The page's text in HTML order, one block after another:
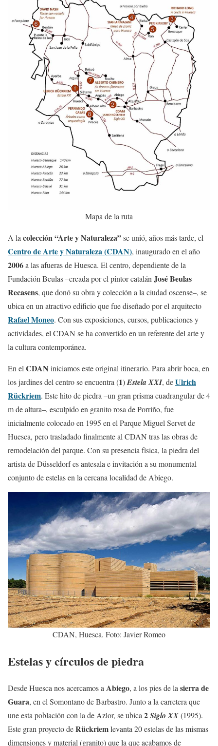
Mapa de la ruta
A lacolección “Arte y Naturaleza”se unió, años más tarde, el
Centro de Arte y Naturaleza (CDAN), inaugurado en el año
2006a las afueras de Huesca. El centro, dependiente de la
Fundación Beulas –creada por el pintor catalánJosé Beulas
Recasens, que donó su obra y colección a la ciudad oscense–, se
ubica en un atractivo edificio que fue diseñado por el arquitecto
Rafael Moneo. Con sus exposiciones, cursos, publicaciones y
actividades, el CDAN se ha convertido en un referente del arte y
la cultura contemporánea.
En elCDAN iniciamos este original itinerario. Para abrir boca, en
los jardines del centro se encuentra (1)Estela XXI, deUlrich
Rückriem. Este hito de piedra –un gran prisma cuadrangular de 4
m de altura–, esculpido en granito rosa de Porriño, fue
inicialmente colocado en 1995 en el Parque Miguel Servet de
Huesca, pero trasladado finalmente al CDAN tras las obras de
remodelación del parque. Con su presencia física, la piedra del
artista de Düsseldorf es antesala e invitación a su monumental
conjunto de estelas en la cercana localidad de Abiego.
CDAN, Huesca. Foto: Javier Romeo
Estelas y círculos de piedra
Desde Huesca nos acercamos a Abiego, a los pies de la sierra de
Guara, en el Somontano de Barbastro. Junto a la carretera que
une esta población con la de Azlor, se ubica 2Siglo XX(1995).
Este gran proyecto deRückriemlevanta 20 estelas de las mismas
dimensiones y material (granito) que la que acabamos de